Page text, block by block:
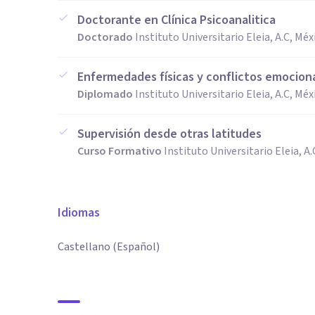
Doctorante en Clínica Psicoanalitica
Doctorado Instituto Universitario Eleia, A.C,
Enfermedades físicas y conflictos
Diplomado Instituto Universitario Eleia, A.C,
Supervisión desde otras latitudes
Curso Formativo Instituto Universitario Eleia,
Idiomas
Castellano (Español)